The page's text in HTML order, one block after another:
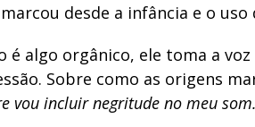
desde a infância e o
é algo orgânico, ele toma a
Sobre como as origens
vou incluir negritude no meu